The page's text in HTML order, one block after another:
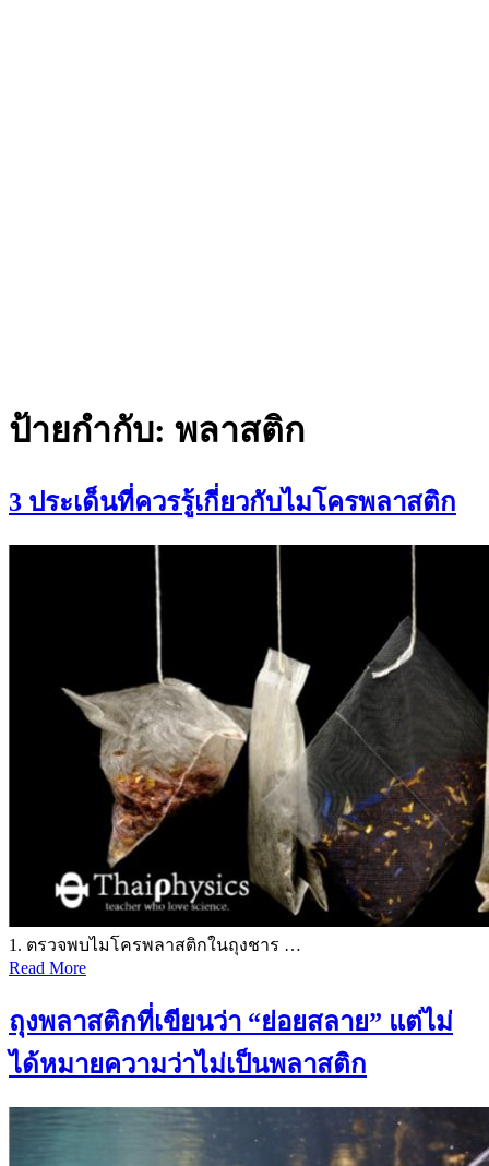
ป้ายกำกับ: พลาสติก
3 ประเด็นที่ควรรู้เกี่ยวกับไมโครพลาสติก
1. ตรวจพบไมโครพลาสติกในถุงชาร …
Read More
ถุงพลาสติกที่เขียนว่า “ย่อยสลาย” แต่ไม่
ได้หมายความว่าไม่เป็นพลาสติก